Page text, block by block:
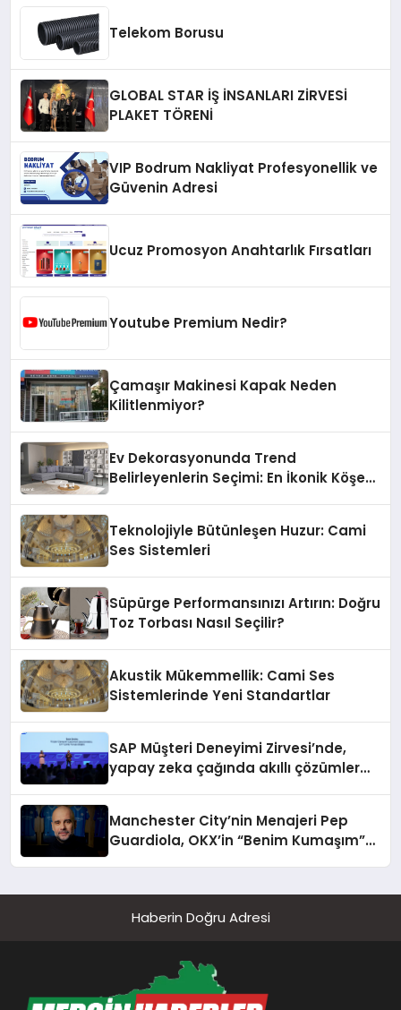
Telekom Borusu
GLOBAL STAR İŞ İNSANLARI ZİRVESİ
PLAKET TÖRENİ
VIP Bodrum Nakliyat Profesyonellik ve
Güvenin Adresi
Ucuz Promosyon Anahtarlık Fırsatları
Youtube Premium Nedir?
Çamaşır Makinesi Kapak Neden
Kilitlenmiyor?
Ev Dekorasyonunda Trend
Belirleyenlerin Seçimi: En İkonik Köşe
Teknolojiyle Bütünleşen Huzur: Cami
Ses Sistemleri
Süpürge Performansınızı Artırın: Doğru
Toz Torbası Nasıl Seçilir?
Akustik Mükemmellik: Cami Ses
Sistemlerinde Yeni Standartlar
SAP Müşteri Deneyimi Zirvesi’nde,
yapay zeka çağında akıllı çözümler
Manchester City’nin Menajeri Pep
Guardiola, OKX’in “Benim Kumaşım”
Haberin Doğru Adresi